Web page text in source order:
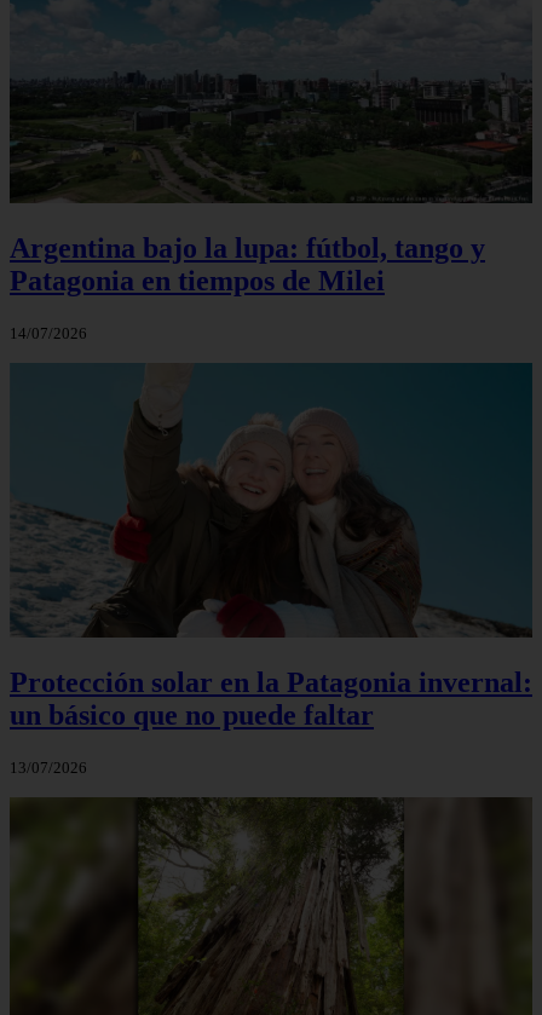
Argentina bajo la lupa: fútbol, tango y
Patagonia en tiempos de Milei
14/07/2026
Protección solar en la Patagonia invernal:
un básico que no puede faltar
13/07/2026